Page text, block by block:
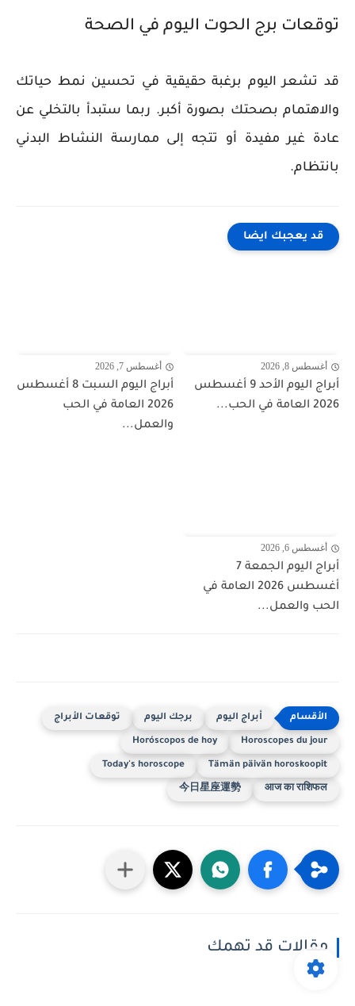
توقعات برج الحوت اليوم في الصحة
قد تشعر اليوم برغبة حقيقية في تحسين نمط حياتك
والاهتمام بصحتك بصورة أكبر. ربما ستبدأ بالتخلي عن
عادة غير مفيدة أو تتجه إلى ممارسة النشاط البدني
بانتظام.
قد يعجبك ايضا
أغسطس 8, 2026
أبراج اليوم الأحد 9 أغسطس
2026 العامة في الحب...
أغسطس 7, 2026
أبراج اليوم السبت 8 أغسطس
2026 العامة في الحب
والعمل...
أغسطس 6, 2026
أبراج اليوم الجمعة 7
أغسطس 2026 العامة في
الحب والعمل...
أبراج اليوم برجك اليوم توقعات الأبراج
Horoscopes du jour
Horóscopos de hoy
Tämän päivän horoskoopit
Today's horoscope
आज का राशिफल
今日星座運勢
مقالات قد تهمك